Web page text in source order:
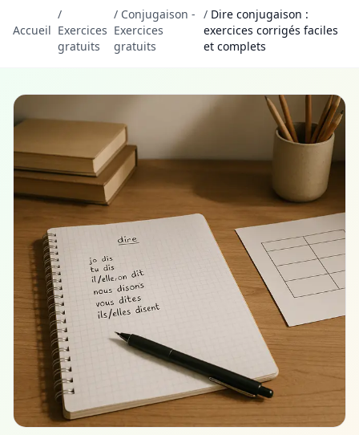
Accueil
/
Exercices
gratuits
/ Conjugaison -
Exercices
gratuits
/ Dire conjugaison :
exercices corrigés faciles
et complets